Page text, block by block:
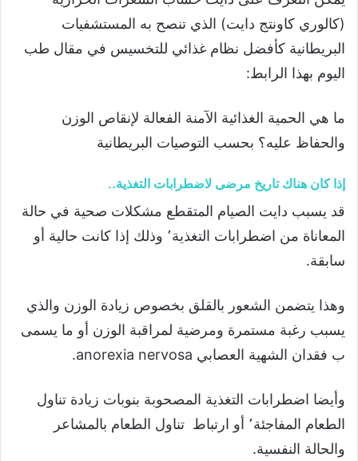
(كالوري كاونتج دايت) الذي تنصح به المستشفيات
البريطانية كأفضل نظام غذائي للتخسيس في مقال طب
اليوم بهذا الرابط:
ما هي الحمية الغذائية الآمنة الفعالة لإنقاص الوزن
والحفاظ عليه؟ بحسب التوصيات البريطانية
إذا كان هناك تاريخ مرضى لاضطرابات التغذية..
قد يسبب دايت الصيام المتقطع مشكلات صحية في حالة
المعاناة من اضطرابات التغذية٬ وذلك إذا كانت حالية أو
سابقة.
وهذا يتضمن الشعور بالقلق بخصوص زيادة الوزن والذي
يسبب رغبة مستمرة ومرضية لمراقبة الوزن أو ما يسمى
ب فقدان الشهية العصابي anorexia nervosa.
وأيضا اضطرابات التغذية المصحوبة بنوبات زيادة تناول
الطعام المفاجئة٬ أو ارتباط تناول الطعام بالمشاعر
والحالة النفسية.